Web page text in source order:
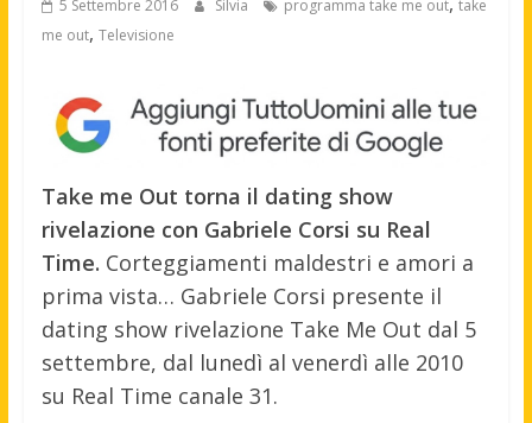
5 Settembre 2016 Silvia programma take me out take
me out, Televisione
Take me Out torna il dating show
rivelazione con Gabriele Corsi su Real
Time. Corteggiamenti maldestri e amori a
prima vista… Gabriele Corsi presente il
dating show rivelazione Take Me Out dal 5
settembre, dal lunedì al venerdì alle 2010
su Real Time canale 31.